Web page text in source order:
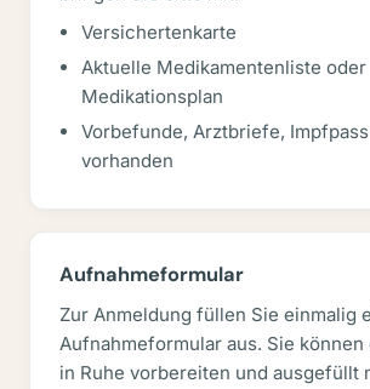
Versichertenkarte
Aktuelle Medikamentenliste oder
Medikationsplan
Vorbefunde, Arztbriefe,
vorhanden
Aufnahmeformular
Zur Anmeldung füllen Sie einmalig
Aufnahmeformular aus. Sie können
in Ruhe vorbereiten und ausgefüllt